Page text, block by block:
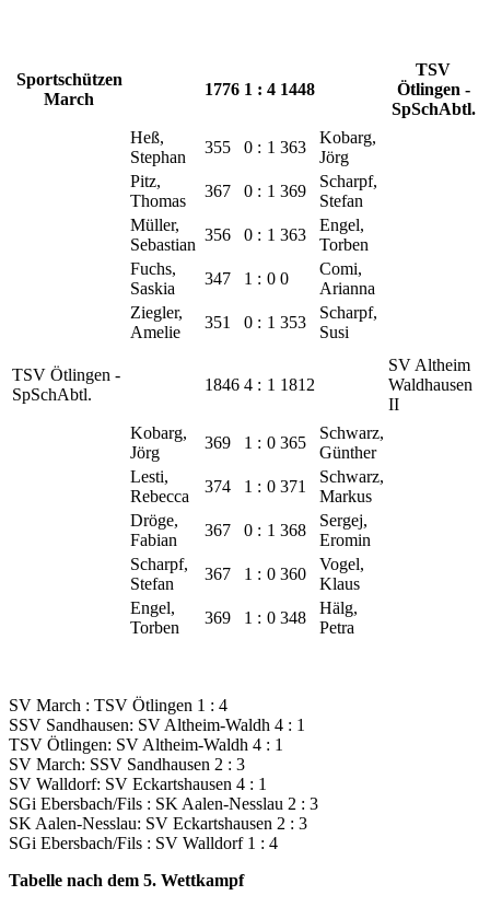
Sportschützen
March
1776 1 : 4 1448
TSV
Ötlingen -
SpSchAbtl.
Heß,
Stephan
355 0 : 1 363
Kobarg,
Jörg
Pitz,
Thomas
367 0 : 1 369
Scharpf,
Stefan
Müller,
Sebastian
356 0 : 1 363
Engel,
Torben
Fuchs,
Saskia
347 1 : 0 0
Comi,
Arianna
Ziegler,
Amelie
351 0 : 1 353
Scharpf,
Susi
TSV Ötlingen -
SpSchAbtl.
1846 4 : 1 1812
SV Altheim
Waldhausen
II
Kobarg,
Jörg
369 1 : 0 365
Schwarz,
Günther
Lesti,
Rebecca
374 1 : 0 371
Schwarz,
Markus
Dröge,
Fabian
367 0 : 1 368
Sergej,
Eromin
Scharpf,
Stefan
367 1 : 0 360
Vogel,
Klaus
Engel,
Torben
369 1 : 0 348
Hälg,
Petra
SV March : TSV Ötlingen 1 : 4
SSV Sandhausen: SV Altheim-Waldh 4 : 1
TSV Ötlingen: SV Altheim-Waldh 4 : 1
SV March: SSV Sandhausen 2 : 3
SV Walldorf: SV Eckartshausen 4 : 1
SGi Ebersbach/Fils : SK Aalen-Nesslau 2 : 3
SK Aalen-Nesslau: SV Eckartshausen 2 : 3
SGi Ebersbach/Fils : SV Walldorf 1 : 4
Tabelle nach dem 5. Wettkampf